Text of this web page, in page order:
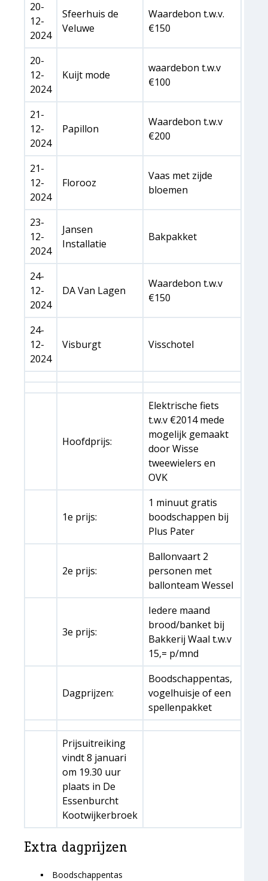
20-
12-
2024
Sfeerhuis de
Veluwe
Waardebon t.w.v.
€150
20-
12-
2024
Kuijt mode
waardebon t.w.v
€100
21-
12-
2024
Papillon
Waardebon t.w.v
€200
21-
12-
2024
Florooz
Vaas met zijde
bloemen
23-
12-
2024
Jansen
Installatie
Bakpakket
24-
12-
2024
DA Van Lagen
Waardebon t.w.v
€150
24-
12-
2024
Visburgt Visschotel
Hoofdprijs:
Elektrische fiets
t.w.v €2014 mede
mogelijk gemaakt
door Wisse
tweewielers en
OVK
1e prijs:
1 minuut gratis
boodschappen bij
Plus Pater
2e prijs:
Ballonvaart 2
personen met
ballonteam Wessel
3e prijs:
Iedere maand
brood/banket bij
Bakkerij Waal t.w.v
15,= p/mnd
Dagprijzen:
Boodschappentas,
vogelhuisje of een
spellenpakket
Prijsuitreiking
vindt 8 januari
om 19.30 uur
plaats in De
Essenburcht
Kootwijkerbroek
Extra dagprijzen
Boodschappentas